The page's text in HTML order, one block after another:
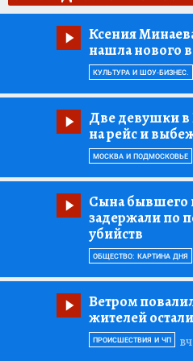
Ксения
нашла нового
КУЛЬТУРА И ШОУ-БИЗНЕС.
Две девушки
на рейс и
МОСКВА И ПОДМОСКОВЬЕ
Сына бывшего
задержали по
убийств
ОБЩЕСТВО: КАРТИНА ДНЯ
Ветром
жителей
ПРОИСШЕСТВИЯ И ЧП